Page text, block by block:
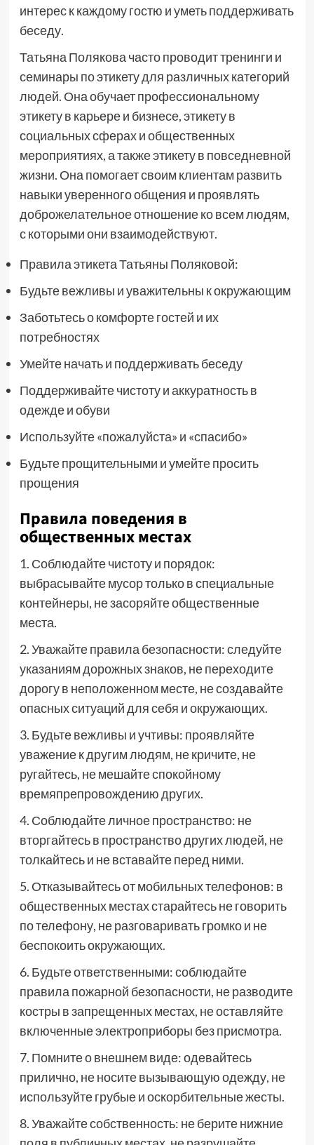
интерес к каждому гостю и уметь поддерживать
беседу.
Татьяна Полякова часто проводит тренинги и
семинары по этикету для различных категорий
людей. Она обучает профессиональному
этикету в карьере и бизнесе, этикету в
социальных сферах и общественных
мероприятиях, а также этикету в повседневной
жизни. Она помогает своим клиентам развить
навыки уверенного общения и проявлять
доброжелательное отношение ко всем людям,
с которыми они взаимодействуют.
Правила этикета Татьяны Поляковой:
Будьте вежливы и уважительны к окружающим
Заботьтесь о комфорте гостей и их
потребностях
Умейте начать и поддерживать беседу
Поддерживайте чистоту и аккуратность в
одежде и обуви
Используйте «пожалуйста» и «спасибо»
Будьте прощительными и умейте просить
прощения
Правила поведения в
общественных местах
1. Соблюдайте чистоту и порядок:
выбрасывайте мусор только в специальные
контейнеры, не засоряйте общественные
места.
2. Уважайте правила безопасности: следуйте
указаниям дорожных знаков, не переходите
дорогу в неположенном месте, не создавайте
опасных ситуаций для себя и окружающих.
3. Будьте вежливы и учтивы: проявляйте
уважение к другим людям, не кричите, не
ругайтесь, не мешайте спокойному
времяпрепровождению других.
4. Соблюдайте личное пространство: не
вторгайтесь в пространство других людей, не
толкайтесь и не вставайте перед ними.
5. Отказывайтесь от мобильных телефонов: в
общественных местах старайтесь не говорить
по телефону, не разговаривать громко и не
беспокоить окружающих.
6. Будьте ответственными: соблюдайте
правила пожарной безопасности, не разводите
костры в запрещенных местах, не оставляйте
включенные электроприборы без присмотра.
7. Помните о внешнем виде: одевайтесь
прилично, не носите вызывающую одежду, не
используйте грубые и оскорбительные жесты.
8. Уважайте собственность: не берите нижние